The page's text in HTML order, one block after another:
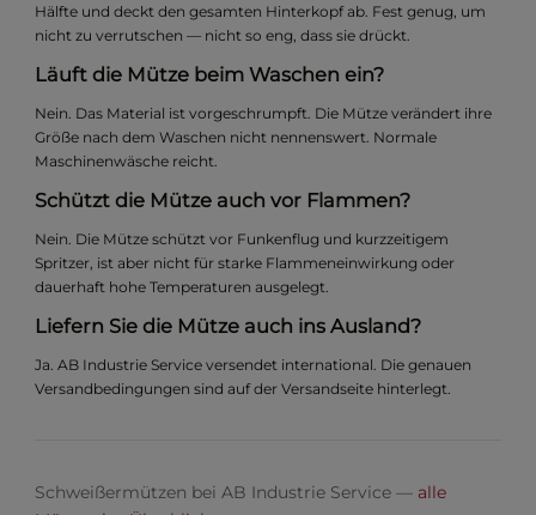
Hälfte und deckt den gesamten Hinterkopf ab. Fest genug, um
nicht zu verrutschen — nicht so eng, dass sie drückt.
Läuft die Mütze beim Waschen ein?
Nein. Das Material ist vorgeschrumpft. Die Mütze verändert ihre
Größe nach dem Waschen nicht nennenswert. Normale
Maschinenwäsche reicht.
Schützt die Mütze auch vor Flammen?
Nein. Die Mütze schützt vor Funkenflug und kurzzeitigem
Spritzer, ist aber nicht für starke Flammeneinwirkung oder
dauerhaft hohe Temperaturen ausgelegt.
Liefern Sie die Mütze auch ins Ausland?
Ja. AB Industrie Service versendet international. Die genauen
Versandbedingungen sind auf der Versandseite hinterlegt.
Schweißermützen bei AB Industrie Service — alle